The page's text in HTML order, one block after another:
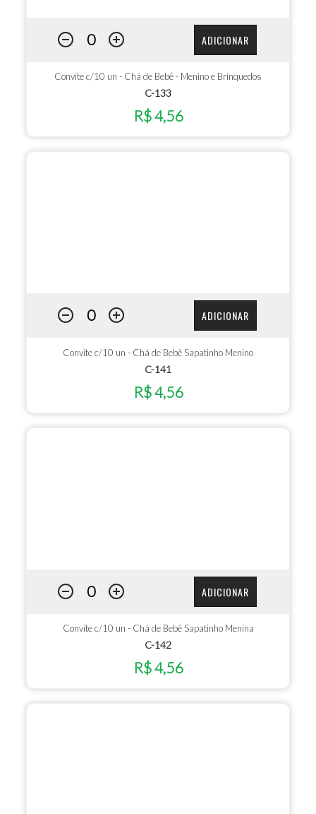
ADICIONAR
Convite c/10 un - Chá de Bebê - Menino e Brinquedos
C-133
R$ 4,56
ADICIONAR
Convite c/10 un - Chá de Bebê Sapatinho Menino
C-141
R$ 4,56
ADICIONAR
Convite c/10 un - Chá de Bebê Sapatinho Menina
C-142
R$ 4,56